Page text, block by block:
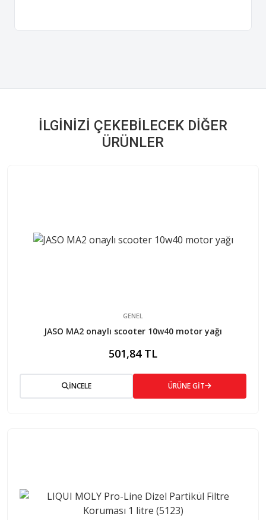
İLGINIZI ÇEKEBILECEK DIĞER
ÜRÜNLER
GENEL
JASO MA2 onaylı scooter 10w40 motor yağı
501,84 TL
İNCELE ÜRÜNE GİT